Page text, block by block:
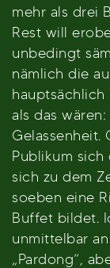
mehr als drei
Rest will
unbedingt
nämlich die
als das
Gelassenheit.
Publikum
sich zu dem
soeben eine
Buffet bildet.
unmittelbar
„Pardong“,